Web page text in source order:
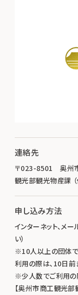
連絡先
〒023-8501 奥州
観光部観光物産課
申し込み方法
インターネット、メ
い）
※10人以上の団体で
利用の際は、10日前
※少人数でご利用の
【奥州市商工観光部